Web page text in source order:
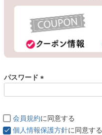
)
パスワード
)
会員規約に同意する
個人情報保護方針に同意する